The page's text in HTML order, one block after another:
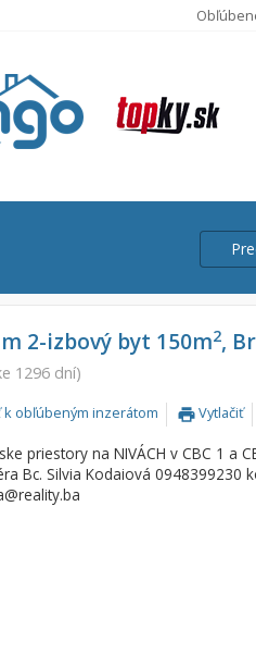
2-izbový byt 150m2,
1296 dní)
k obľúbeným inzerátom printVytlačiť
priestory na NIVÁCH v CBC 1 a
Bc. Silvia Kodaiová 0948399230